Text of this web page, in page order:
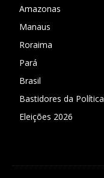
Amazonas
Manaus
Roraima
Pará
Brasil
Bastidores da Política
Eleições 2026